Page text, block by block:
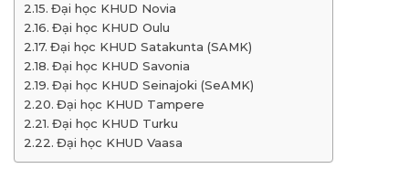
Đại học KHUD Novia
Đại học KHUD Oulu
Đại học KHUD Satakunta (SAMK)
Đại học KHUD Savonia
Đại học KHUD Seinajoki (SeAMK)
Đại học KHUD Tampere
Đại học KHUD Turku
Đại học KHUD Vaasa